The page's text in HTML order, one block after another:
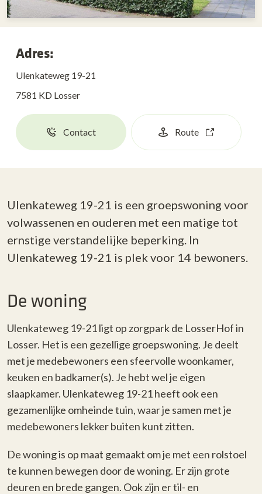
Adres:
Ulenkateweg 19-21
7581 KD Losser
Contact Route
Ulenkateweg 19-21 is een groepswoning voor
volwassenen en ouderen met een matige tot
ernstige verstandelijke beperking. In
Ulenkateweg 19-21 is plek voor 14 bewoners.
De woning
Ulenkateweg 19-21 ligt op zorgpark de LosserHof in
Losser. Het is een gezellige groepswoning. Je deelt
met je medebewoners een sfeervollewoonkamer,
keuken en badkamer(s). Je hebt wel je eigen
slaapkamer. Ulenkateweg 19-21 heeft ook een
gezamenlijke omheinde tuin, waar je samen met je
medebewoners lekker buiten kunt zitten.
De woning is op maat gemaakt om je met een rolstoel
te kunnen bewegen door de woning. Er zijn grote
deuren en brede gangen. Ook zijn er til- en